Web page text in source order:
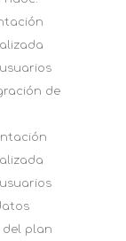
de
del plan